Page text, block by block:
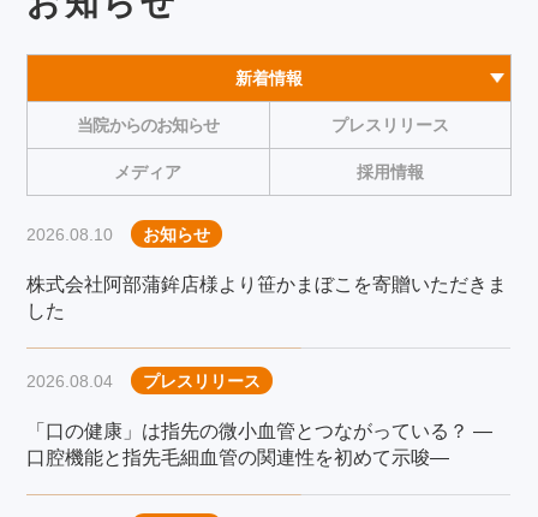
新着情報
当院からのお知らせ プレスリリース
メディア 採用情報
2026.08.10 お知らせ
株式会社阿部蒲鉾店様より笹かまぼこを寄贈いただきま
した
2026.08.04 プレスリリース
「口の健康」は指先の微小血管とつながっている？ ―
口腔機能と指先毛細血管の関連性を初めて示唆―